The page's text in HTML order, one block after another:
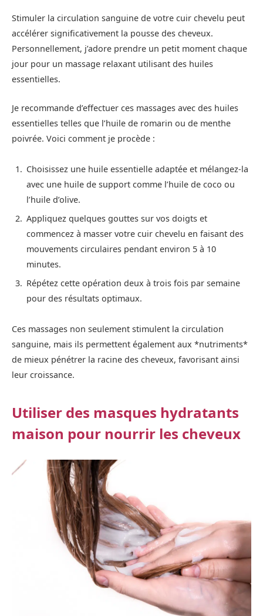
Stimuler la circulation sanguine de votre cuir chevelu peut
accélérer significativement la pousse des cheveux.
Personnellement, j’adore prendre un petit moment chaque
jour pour un massage relaxant utilisant des huiles
essentielles.
Je recommande d’effectuer ces massages avec des huiles
essentielles telles que l’huile de romarin ou de menthe
poivrée. Voici comment je procède :
Choisissez une huile essentielle adaptée et mélangez-la
avec une huile de support comme l’huile de coco ou
l’huile d’olive.
Appliquez quelques gouttes sur vos doigts et
commencez à masser votre cuir chevelu en faisant des
mouvements circulaires pendant environ 5 à 10
minutes.
Répétez cette opération deux à trois fois par semaine
pour des résultats optimaux.
Ces massages non seulement stimulent la circulation
sanguine, mais ils permettent également aux *nutriments*
de mieux pénétrer la racine des cheveux, favorisant ainsi
leur croissance.
Utiliser des masques hydratants
maison pour nourrir les cheveux